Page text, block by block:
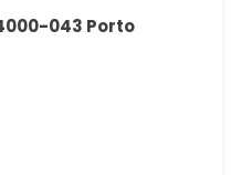
043 Porto